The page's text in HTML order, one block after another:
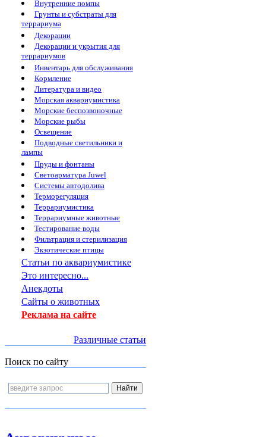
Внутренние помпы
Грунты и субстраты для
террариума
Декорации
Декорации и укрытия для
террариумов
Инвентарь для обслуживания
Кормление
Литература и видео
Морская аквариумистика
Морские беспозвоночные
Морские рыбы
Освещение
Подводные светильники и
лампы
Пруды и фонтаны
Светоарматура Juwel
Системы автодолива
Терморегуляция
Террариумистика
Террариумные животные
Тестирование воды
Фильтрация и стерилизация
Экзотические птицы
Статьи по аквариумистике
Это интересно...
Анекдоты
Сайты о животных
Реклама на сайте
Различные статьи
Поиск по сайту